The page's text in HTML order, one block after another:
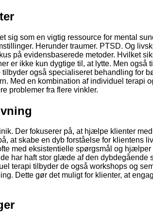
sig som en vigtig ressource for mental
Herunder traumer. PTSD. Og
på evidensbaserede metoder. Hvilket
er ikke kun dygtige til, at lytte. Men
også specialiseret behandling for
Med en kombination af individuel terapi
problemer fra flere vinkler.
Der fokuserer på, at hjælpe klienter
at skabe en dyb forståelse for klientens
med eksistentielle spørgsmål og
har haft stor glæde af den dybdegående
terapi tilbyder de også workshops og
Dette gør det muligt for klienter, at